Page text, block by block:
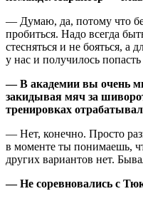
— Думаю, да, потому что
пробиться. Надо всегда
стесняться и не бояться, а
у нас и получилось
— В академии вы очень
закидывая мяч за
тренировках
— Нет, конечно. Просто
в моменте ты понимаешь,
других вариантов нет.
— Не соревновались с